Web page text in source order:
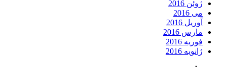
ژوئن 2016
می 2016
آوریل 2016
مارس 2016
فوریه 2016
ژانویه 2016